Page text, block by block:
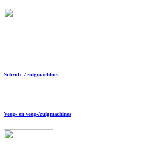
Schrob- / zuigmachines
Veeg- en veeg-/zuigmachines